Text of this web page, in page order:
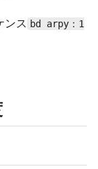
ンス bd arpy：1